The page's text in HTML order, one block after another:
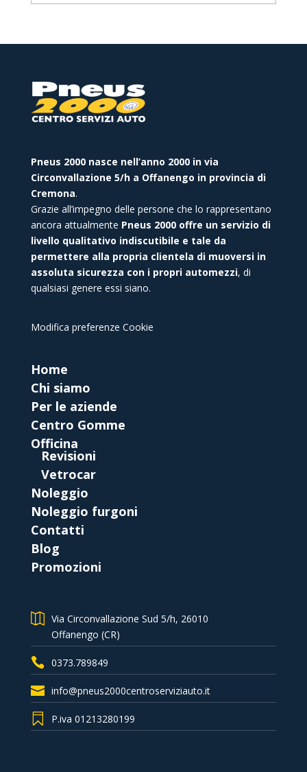
Pneus 2000 nasce nell’anno 2000 in via
Circonvallazione 5/h a Offanengo in provincia di
Cremona.
Grazie all’impegno delle persone che lo rappresentano
ancora attualmente Pneus 2000 offre un servizio di
livello qualitativo indiscutibile e tale da
permettere alla propria clientela di muoversi in
assoluta sicurezza con i propri automezzi, di
qualsiasi genere essi siano.
Modifica preferenze Cookie
Home
Chi siamo
Per le aziende
Centro Gomme
Officina
Revisioni
Vetrocar
Noleggio
Noleggio furgoni
Contatti
Blog
Promozioni
Via Circonvallazione Sud 5/h, 26010
Offanengo (CR)
0373.789849
info@pneus2000centroserviziauto.it
P.iva 01213280199